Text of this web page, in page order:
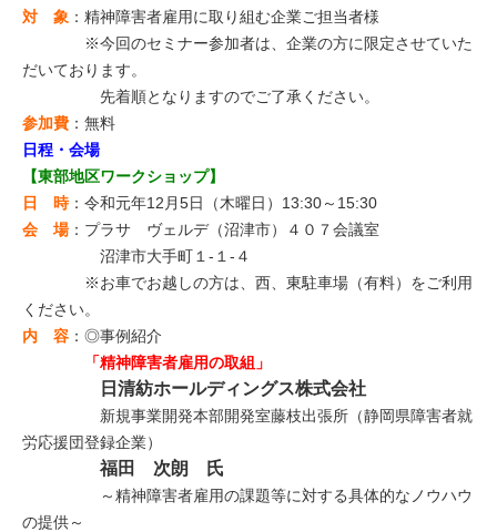
対 象 ：精神障害者雇用に取り組む企業ご担当者様
※今回のセミナー参加者は、企業の方に限定させていた
だいております。
先着順となりますのでご了承ください。
参加費 ：無料
日程・会場
【東部地区ワークショップ】
日 時：令和元年12月5日（木曜日）13:30～15:30
会 場：プラサ ヴェルデ（沼津市）４０７会議室
沼津市大手町１-１-４
※お車でお越しの方は、西、東駐車場（有料）をご利用
ください。
内 容 ：◎事例紹介
「精神障害者雇用の取組」
日清紡ホールディングス株式会社
新規事業開発本部開発室藤枝出張所（静岡県障害者就
労応援団登録企業）
福田 次朗 氏
～精神障害者雇用の課題等に対する具体的なノウハウ
の提供～